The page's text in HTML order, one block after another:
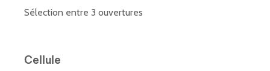
Sélection entre 3 ouvertures
Cellule